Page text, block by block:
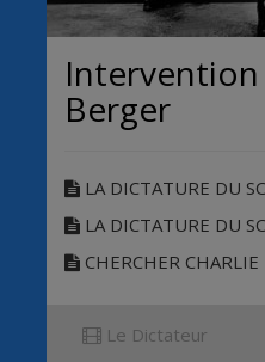
Intervention
Berger
LA DICTATURE DU
LA DICTATURE DU
CHERCHER CHARLIE
Le Dictateur